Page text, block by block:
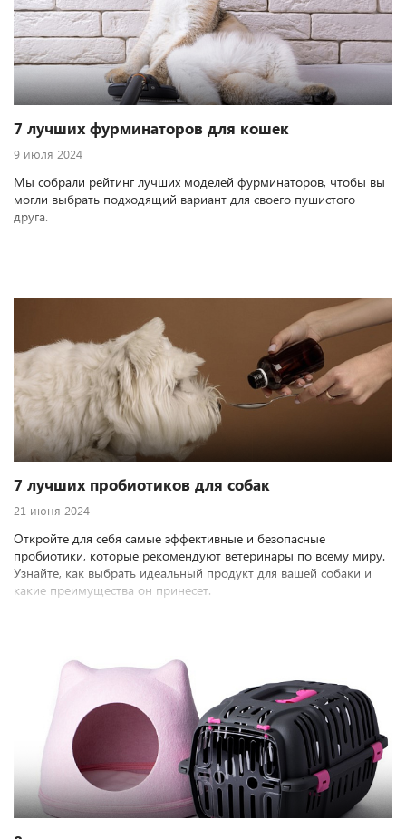
7 лучших фурминаторов для кошек
9 июля 2024
Мы собрали рейтинг лучших моделей фурминаторов, чтобы вы
могли выбрать подходящий вариант для своего пушистого
друга.
7 лучших пробиотиков для собак
21 июня 2024
Откройте для себя самые эффективные и безопасные
пробиотики, которые рекомендуют ветеринары по всему миру.
Узнайте, как выбрать идеальный продукт для вашей собаки и
какие преимущества он принесет.